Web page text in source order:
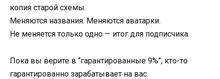
копия старой схемы.
Меняются названия. Меняются аватарки.
Не меняется только одно — итог для подписчика.
Пока вы верите в “гарантированные 9%”, кто-то
гарантированно зарабатывает на вас.